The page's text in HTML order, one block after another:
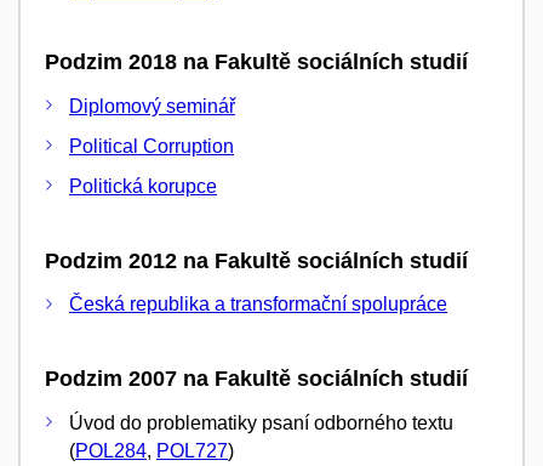
Podzim 2018 na Fakultě sociálních studií
Diplomový seminář
Political Corruption
Politická korupce
Podzim 2012 na Fakultě sociálních studií
Česká republika a transformační spolupráce
Podzim 2007 na Fakultě sociálních studií
Úvod do problematiky psaní odborného textu
(POL284, POL727)